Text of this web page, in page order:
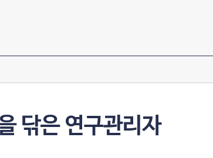
닦은 연구관리자